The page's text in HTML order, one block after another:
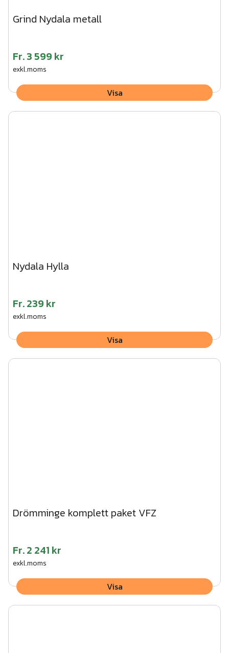
Grind Nydala metall
Fr.3 599 kr
exkl.moms
Visa
Nydala Hylla
Fr.239 kr
exkl.moms
Visa
Drömminge komplett paket VFZ
Fr.2 241 kr
exkl.moms
Visa